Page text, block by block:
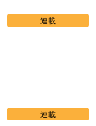
連載
連載